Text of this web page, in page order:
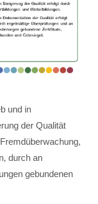
und in
der Qualität
durch an
gebundenen